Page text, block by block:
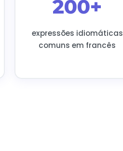
200+
expressões idiomáticas
comuns em francês